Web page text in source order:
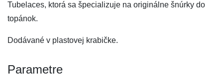
Tubelaces, ktorá sa špecializuje na originálne šnúrky do
topánok.
Dodávané v plastovej krabičke.
Parametre